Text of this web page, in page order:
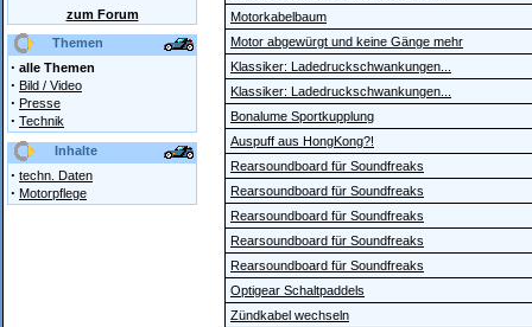
zum Forum
Themen
· alle Themen
· Bild / Video
· Presse
· Technik
Inhalte
· techn. Daten
· Motorpflege
Motorkabelbaum
Motor abgewürgt und keine Gänge mehr
Klassiker: Ladedruckschwankungen...
Klassiker: Ladedruckschwankungen...
Bonalume Sportkupplung
Auspuff aus HongKong?!
Rearsoundboard für Soundfreaks
Rearsoundboard für Soundfreaks
Rearsoundboard für Soundfreaks
Rearsoundboard für Soundfreaks
Rearsoundboard für Soundfreaks
Optigear Schaltpaddels
Zündkabel wechseln